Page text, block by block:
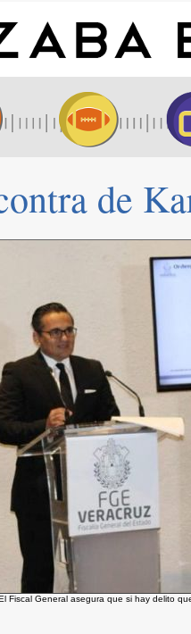
de
Fiscal General asegura que si hay delito